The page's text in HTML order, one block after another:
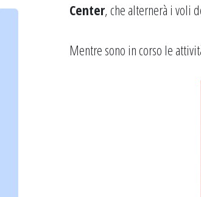
Center, che alternerà i voli
Mentre sono in corso le